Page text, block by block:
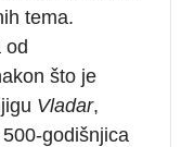
tema.
od
što je
Vladar,
godišnjica